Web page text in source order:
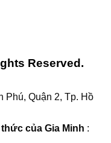
Reserved.
Phú, Quận 2, Tp. Hồ
của Gia Minh :